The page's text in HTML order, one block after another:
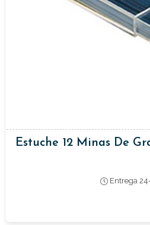
Estuche 12 Minas De
Entrega